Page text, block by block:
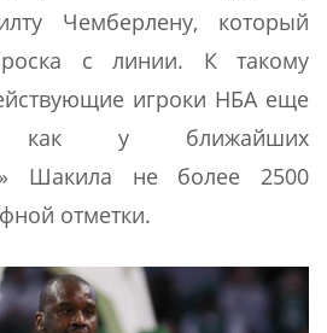
Чемберлену, который
с линии. К такому
игроки НБА еще
как у ближайших
Шакила не более 2500
отметки.